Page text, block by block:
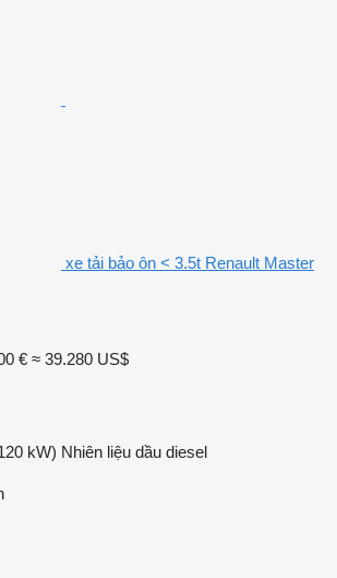
xe tải bảo ôn < 3.5t Renault Master
€ ≈ 39.280 US$
kW) Nhiên liệu dầu diesel